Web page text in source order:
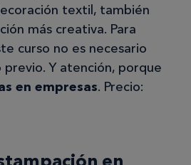
textil, también
más creativa. Para
curso no es necesario
Y atención, porque
en empresas. Precio: